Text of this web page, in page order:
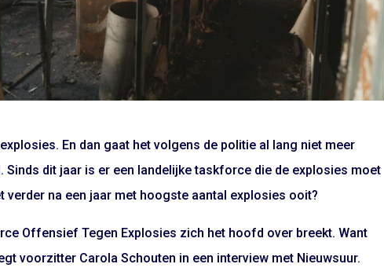
En dan gaat het volgens de politie al lang niet meer
Sinds dit jaar is er een landelijke taskforce die de explosies moet
verder na een jaar met hoogste aantal explosies ooit?
Offensief Tegen Explosies zich het hoofd over breekt. Want
voorzitter Carola Schouten in een interview met Nieuwsuur.